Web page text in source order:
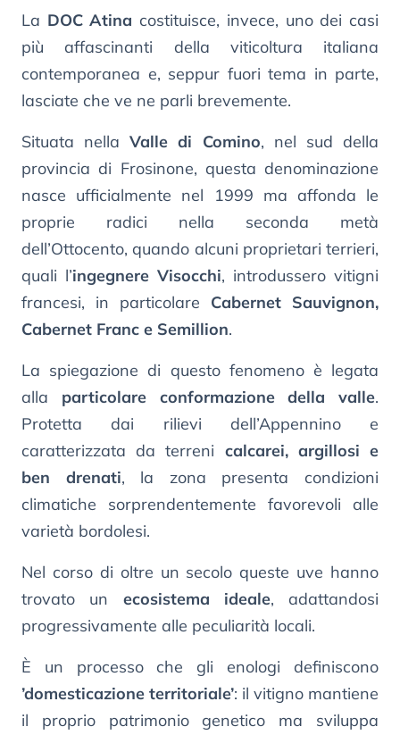
La DOC Atina costituisce, invece, uno dei casi
più affascinanti della viticoltura italiana
contemporanea e, seppur fuori tema in parte,
lasciate che ve ne parli brevemente.
Situata nellaValle di Comino, nel sud della
provincia di Frosinone, questa denominazione
nasce ufficialmente nel 1999 ma affonda le
proprie radici nella seconda metà
dell’Ottocento, quando alcuni proprietari terrieri,
quali l’ingegnere Visocchi, introdussero vitigni
francesi, in particolare Cabernet Sauvignon,
Cabernet Franc e Semillion.
La spiegazione di questo fenomeno è legata
alla particolare conformazione della valle.
Protetta dai rilievi dell’Appennino e
caratterizzata da terreni calcarei, argillosi e
ben drenati, la zona presenta condizioni
climatiche sorprendentemente favorevoli alle
varietà bordolesi.
Nel corso di oltre un secolo queste uve hanno
trovato un ecosistema ideale, adattandosi
progressivamente alle peculiarità locali.
È un processo che gli enologi definiscono
’domesticazione territoriale’: il vitigno mantiene
il proprio patrimonio genetico ma sviluppa